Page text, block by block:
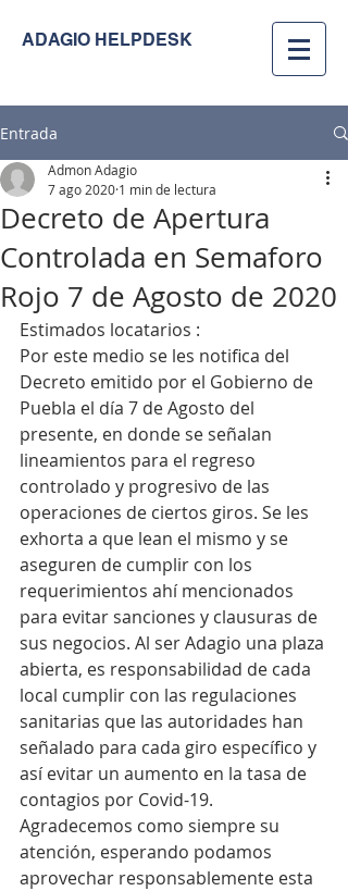
ADAGIO HELPDESK
Entrada
Decreto de Apertura
Controlada en Semaforo
Rojo 7 de Agosto de 2020
Admon Adagio
7 ago 2020 1 min de lectura
Estimados locatarios :
Por este medio se les notifica del
Decreto emitido por el Gobierno de
Puebla el día 7 de Agosto del
presente, en donde se señalan
lineamientos para el regreso
controlado y progresivo de las
operaciones de ciertos giros. Se les
exhorta a que lean el mismo y se
aseguren de cumplir con los
requerimientos ahí mencionados
para evitar sanciones y clausuras de
sus negocios. Al ser Adagio una plaza
abierta, es responsabilidad de cada
local cumplir con las regulaciones
sanitarias que las autoridades han
señalado para cada giro específico y
así evitar un aumento en la tasa de
contagios por Covid-19.
Agradecemos como siempre su
atención, esperando podamos
aprovechar responsablemente esta